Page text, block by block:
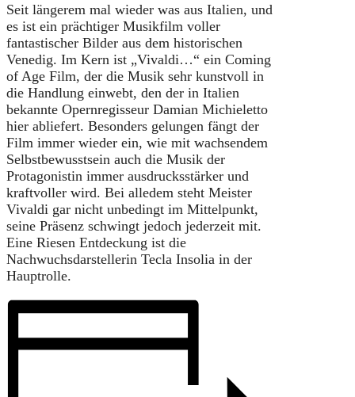
Seit längerem mal wieder was aus Italien, und
es ist ein prächtiger Musikfilm voller
fantastischer Bilder aus dem historischen
Venedig. Im Kern ist „Vivaldi…“ ein Coming
of Age Film, der die Musik sehr kunstvoll in
die Handlung einwebt, den der in Italien
bekannte Opernregisseur Damian Michieletto
hier abliefert. Besonders gelungen fängt der
Film immer wieder ein, wie mit wachsendem
Selbstbewusstsein auch die Musik der
Protagonistin immer ausdrucksstärker und
kraftvoller wird. Bei alledem steht Meister
Vivaldi gar nicht unbedingt im Mittelpunkt,
seine Präsenz schwingt jedoch jederzeit mit.
Eine Riesen Entdeckung ist die
Nachwuchsdarstellerin Tecla Insolia in der
Hauptrolle.